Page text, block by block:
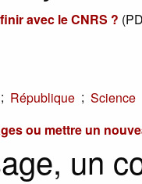
avec le CNRS ? (
; République ; Science
ou mettre un
un